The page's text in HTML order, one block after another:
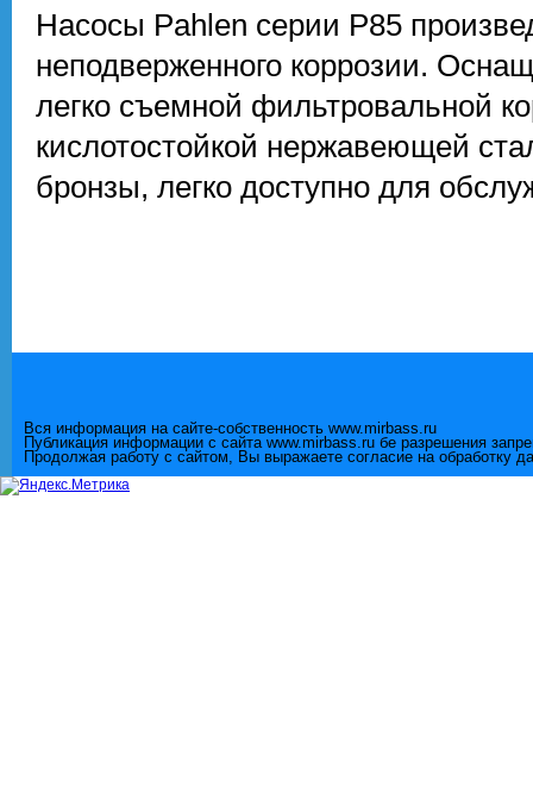
Насосы Pahlen серии P85
неподверженного коррозии.
легко съемной фильтровальной
кислотостойкой нержавеющей
бронзы, легко доступно для
Вся информация на сайте-собственность www.mirbass.ru
Публикация информации с сайта www.mirbass.ru бе разрешения
Продолжая работу с сайтом, Вы выражаете согласие на обработку